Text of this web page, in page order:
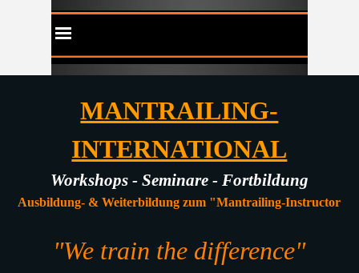
Menü überspringen
MANTRAILING-
INTERNATIONAL
Workshops - Seminare - Fortbildung
Ausbildung- & Weiterbildung zum "Mantrailing-Instructor
"We train the difference"